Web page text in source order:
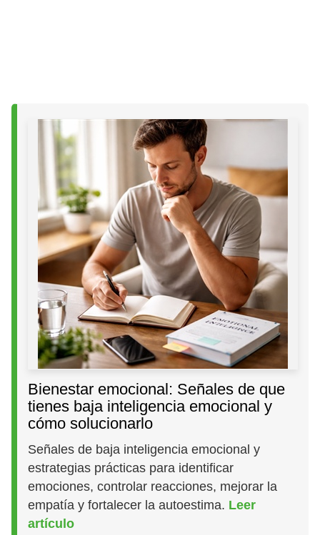
Bienestar emocional: Señales de que
tienes baja inteligencia emocional y
cómo solucionarlo
Señales de baja inteligencia emocional y
estrategias prácticas para identificar
emociones, controlar reacciones, mejorar la
empatía y fortalecer la autoestima. Leer
artículo